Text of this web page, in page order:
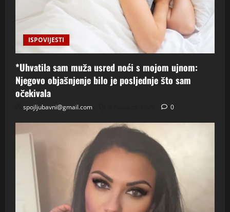
ISPOVIJESTI
*Uhvatila sam muža usred noći s mojom ujnom:
Njegovo objašnjenje bilo je posljednje što sam
očekivala
spojljubavni@gmail.com 0